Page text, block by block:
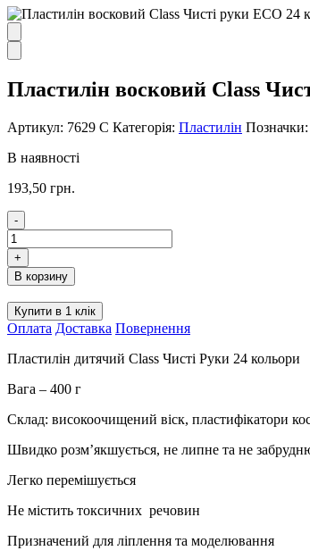
Пластилін восковий Class
Артикул: 7629 С Категорія: Пластилін Позначки:
В наявності
193,50 грн.
-
Пластилін
восковий
Class
Чисті
руки
ЕСО
24
400
г
7629
С
кількість
+
В корзину
Купити в 1 клік
Оплата Доставка Повернення
Пластилін дитячий Class Чисті Руки 24 кольори
Вага – 400 г
Склад: високоочищений віск, пластифікатори
Швидко розм’якшується, не липне та не
Легко перемішується
Не містить токсичних речовин
Призначений для ліплення та моделювання